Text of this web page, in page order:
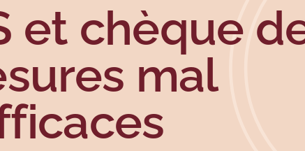
et chèque
mal